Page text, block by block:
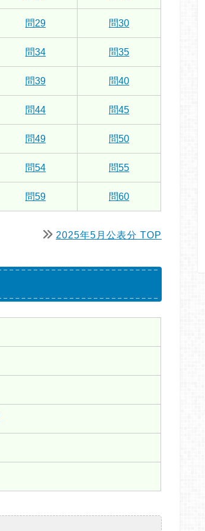
問29 問30
問34 問35
問39 問40
問44 問45
問49 問50
問54 問55
問59 問60
2025年5月公表分 TOP